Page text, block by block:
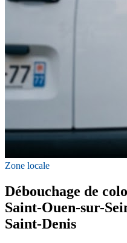
Zone locale
Débouchage de
Saint-Ouen-sur-
Saint-Denis